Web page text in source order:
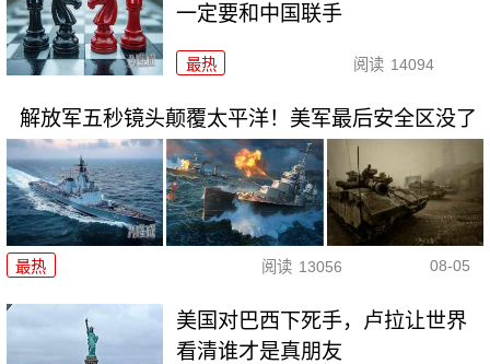
一定要和中国联手
最热 阅读 14094
解放军五秒镜头颠覆太平洋！美军最后安全区没了
最热 阅读 13056 08-05
美国对巴西下死手，卢拉让世界
看清谁才是真朋友